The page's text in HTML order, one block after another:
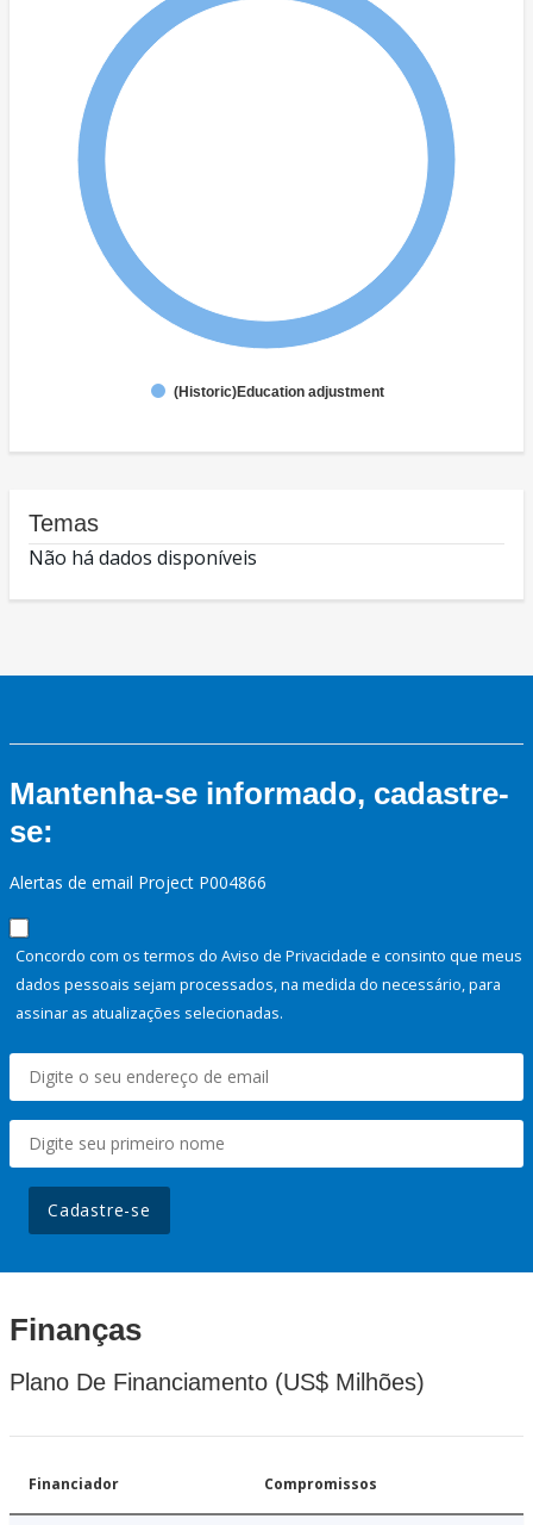
(Historic)Education adjustment
Temas
Não há dados disponíveis
Mantenha-se informado, cadastre-
se:
Alertas de email Project P004866
Concordo com os termos do Aviso de Privacidade e consinto que meus
dados pessoais sejam processados, na medida do necessário, para
assinar as atualizações selecionadas.
Cadastre-se
Finanças
Plano De Financiamento (US$ Milhões)
Financiador Compromissos